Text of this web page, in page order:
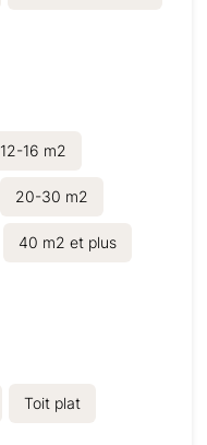
12-16 m2
20-30 m2
40 m2 et plus
Toit plat